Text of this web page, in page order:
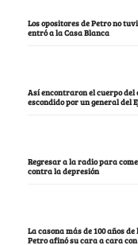
Los opositores de Petro no
entró a la Casa Blanca
Así encontraron el cuerpo del
escondido por un general del
Regresar a la radio para
contra la depresión
La casona más de 100 años
Petro afinó su cara a cara